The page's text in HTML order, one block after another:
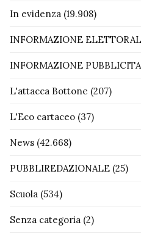
In evidenza (19.908)
INFORMAZIONE
INFORMAZIONE
L'attacca Bottone (207)
L'Eco cartaceo (37)
News (42.668)
PUBBLIREDAZIONALE (25)
Scuola (534)
Senza categoria (2)